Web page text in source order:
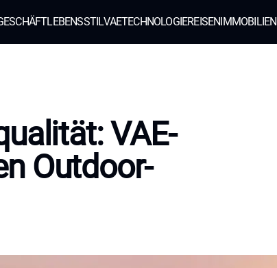
LEBENSSTILVAETECHNOLOGIEREISENIMMOBILIEN
VAE-
Outdoor-